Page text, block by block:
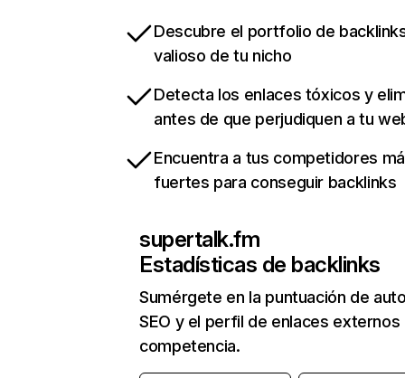
Descubre el portfolio de
valioso de tu nicho
Detecta los enlaces tóxicos y
antes de que perjudiquen a tu
Encuentra a tus competidores
fuertes para conseguir backlinks
supertalk.fm
Estadísticas de backlinks
Sumérgete en la puntuación de
SEO y el perfil de enlaces externos
competencia.